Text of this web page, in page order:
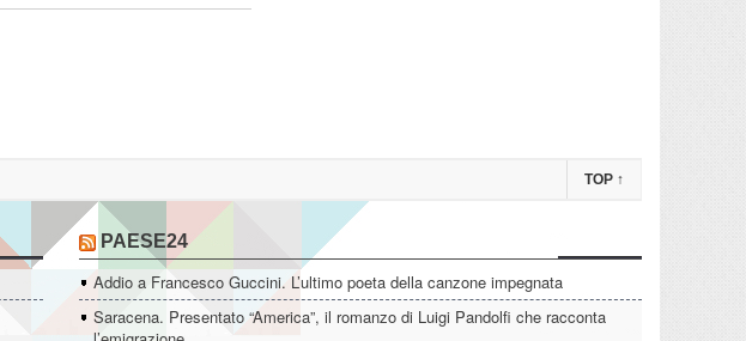
TOP ↑
PAESE24
Addio a Francesco Guccini. L’ultimo poeta della canzone impegnata
Saracena. Presentato “America”, il romanzo di Luigi Pandolfi che racconta